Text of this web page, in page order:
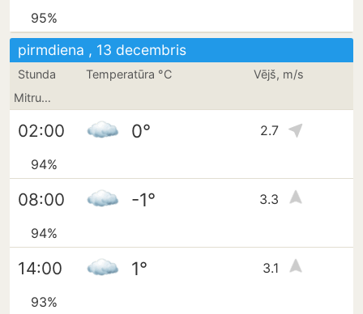
95%
pirmdiena , 13 decembris
Stunda Temperatūra °C
Vējš, m/s
Mitrums
02:00 0° 2.7
94%
08:00 -1° 3.3
94%
14:00 1° 3.1
93%